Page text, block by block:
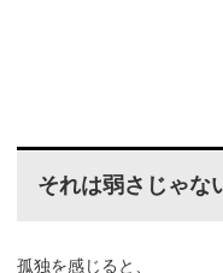
それは弱さじゃな
孤独を感じると、